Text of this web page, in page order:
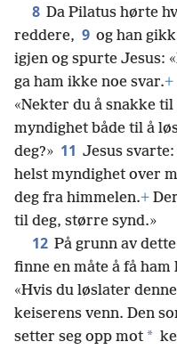
8 Da Pilatus hørte
reddere, 9 og han
igjen og spurte Jesus:
ga ham ikke noe svar.+
«Nekter du å snakke
myndighet både til å
deg?» 11 Jesus
helst myndighet over
deg fra himmelen.+
til deg, større synd.»
12 På grunn av
finne en måte å få
«Hvis du løslater
keiserens venn. Den
setter seg opp mot *